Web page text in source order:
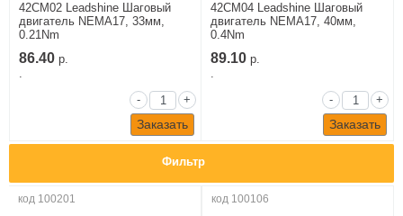
42CM02 Leadshine Шаговый
двигатель NEMA17, 33мм,
0.21Nm
86.40 р.
.
-
+
Заказать
42CM04 Leadshine Шаговый
двигатель NEMA17, 40мм,
0.4Nm
89.10 р.
.
-
+
Заказать
Фильтр
код 100201 код 100106